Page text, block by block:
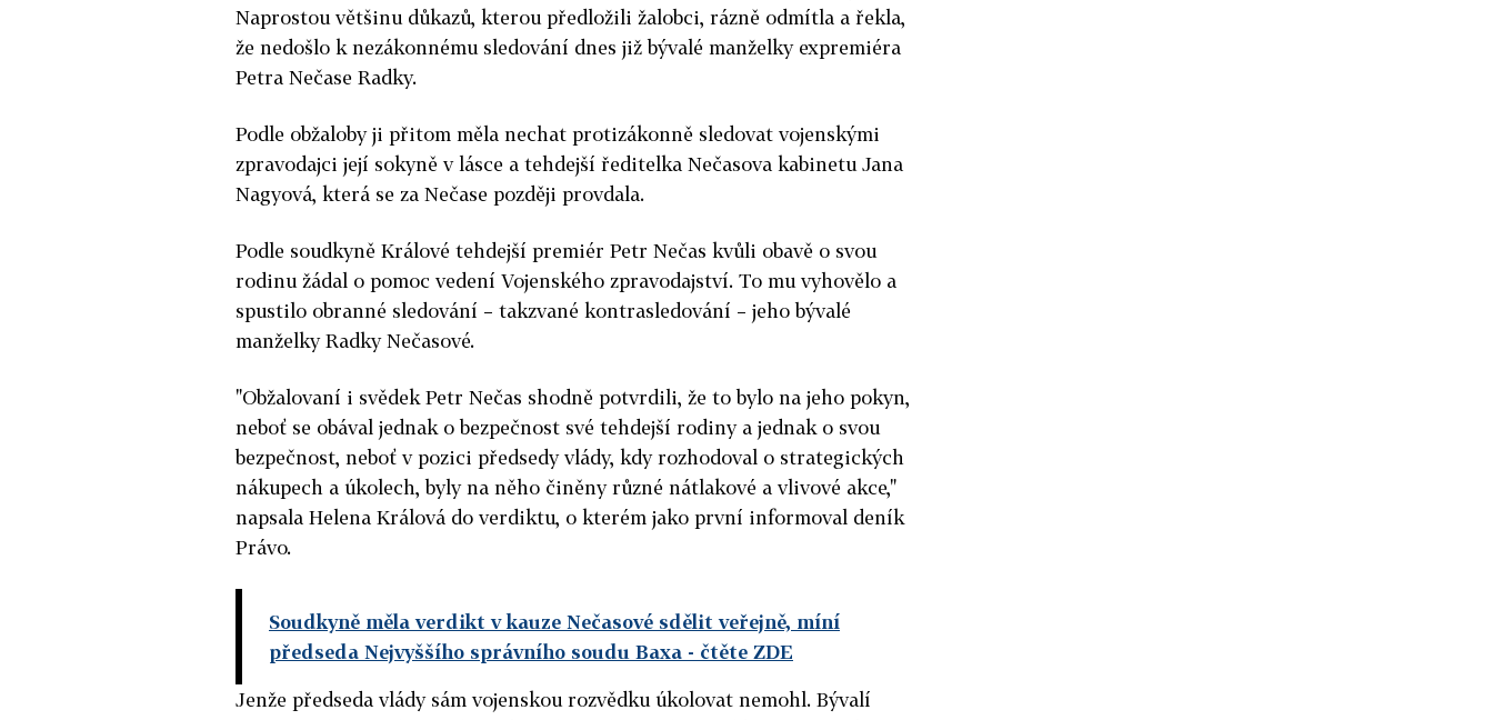
Naprostou většinu důkazů, kterou předložili žalobci, rázně odmítla a řekla,
že nedošlo k nezákonnému sledování dnes již bývalé manželky expremiéra
Petra Nečase Radky.
Podle obžaloby ji přitom měla nechat protizákonně sledovat vojenskými
zpravodajci její sokyně v lásce a tehdejší ředitelka Nečasova kabinetu Jana
Nagyová, která se za Nečase později provdala.
Podle soudkyně Králové tehdejší premiér Petr Nečas kvůli obavě o svou
rodinu žádal o pomoc vedení Vojenského zpravodajství. To mu vyhovělo a
spustilo obranné sledování – takzvané kontrasledování – jeho bývalé
manželky Radky Nečasové.
"Obžalovaní i svědek Petr Nečas shodně potvrdili, že to bylo na jeho pokyn,
neboť se obával jednak o bezpečnost své tehdejší rodiny a jednak o svou
bezpečnost, neboť v pozici předsedy vlády, kdy rozhodoval o strategických
nákupech a úkolech, byly na něho činěny různé nátlakové a vlivové akce,"
napsala Helena Králová do verdiktu, o kterém jako první informoval deník
Právo.
Soudkyně měla verdikt v kauze Nečasové sdělit veřejně, míní
předseda Nejvyššího správního soudu Baxa - čtěte ZDE
Jenže předseda vlády sám vojenskou rozvědku úkolovat nemohl. Bývalí